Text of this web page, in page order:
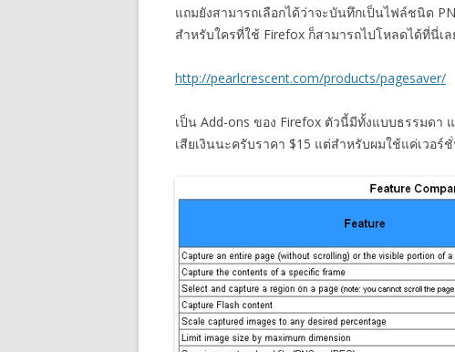
แถมยังสามารถเลือกได้ว่าจะบันทึกเป็นไฟล์ชนิด
สำหรับใครที่ใช้ Firefox ก็สามารถไปโหลดได้ที่นี่เ
http://pearlcrescent.com/products/pagesaver/
เป็น Add-ons ของ Firefox ตัวนี้มีทั้งแบบธรรมดา
เสียเงินนะครับราคา $15 แต่สำหรับผมใช้แค่เวอร์